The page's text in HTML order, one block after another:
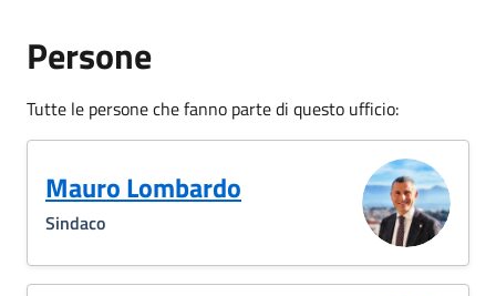
Persone
Tutte le persone che fanno parte di questo ufficio:
Mauro Lombardo
Sindaco